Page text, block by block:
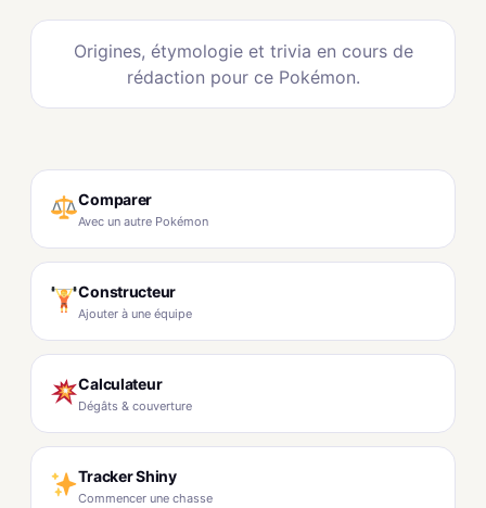
Origines, étymologie et trivia en cours de
rédaction pour ce Pokémon.
Comparer
Avec un autre Pokémon
Constructeur
Ajouter à une équipe
Calculateur
Dégâts & couverture
Tracker Shiny
Commencer une chasse